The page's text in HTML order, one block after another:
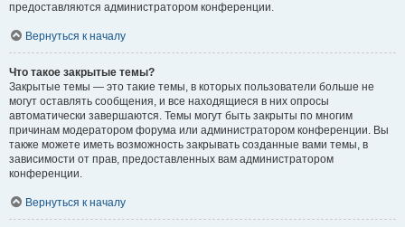
предоставляются администратором конференции.
Вернуться к началу
Что такое закрытые темы?
Закрытые темы — это такие темы, в которых пользователи больше не
могут оставлять сообщения, и все находящиеся в них опросы
автоматически завершаются. Темы могут быть закрыты по многим
причинам модератором форума или администратором конференции. Вы
также можете иметь возможность закрывать созданные вами темы, в
зависимости от прав, предоставленных вам администратором
конференции.
Вернуться к началу